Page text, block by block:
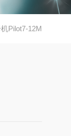
Pilot7-12M